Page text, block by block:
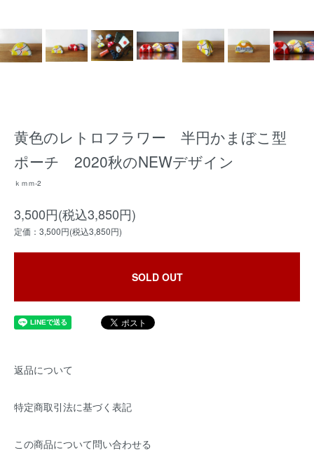
黄色のレトロフラワー 半円かまぼこ型
ポーチ 2020秋のNEWデザイン
ｋｍｍ-2
3,500円(税込3,850円)
定価：3,500円(税込3,850円)
SOLD OUT
返品について
特定商取引法に基づく表記
この商品について問い合わせる